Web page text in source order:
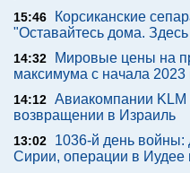
15:46
Корсиканские
"Оставайтесь дома.
14:32
Мировые цены на
максимума с начала 2023
14:12 Авиакомпании
возвращении в Израиль
13:02
1036-й день войны:
Сирии, операции в Иудее